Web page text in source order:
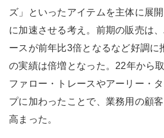
ズ」といったアイテムを主体に展
に加速させる考え。前期の販売は
ースが前年比3倍となるなど好調に
の実績は倍増となった。22年から
ファロー・トレースやアーリー・
プに加わったことで、業務用の顧
高まった。